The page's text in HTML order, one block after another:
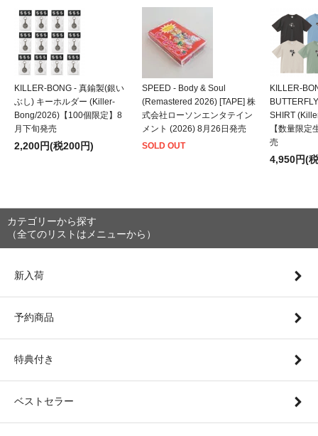
KILLER-BONG - 真鍮製(銀い
ぶし) キーホルダー (Killer-
Bong/2026)【100個限定】8
月下旬発売
2,200円(税200円)
SPEED - Body & Soul
(Remastered 2026) [TAPE] 株
式会社ローソンエンタテイン
メント (2026) 8月26日発売
SOLD OUT
KILLER-
SHIRT
【数量限定
売
4,950円(
カテゴリーから探す
（全てのリストはメニューから）
新入荷
予約商品
特典付き
ベストセラー